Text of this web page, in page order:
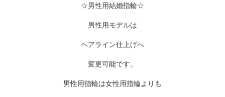
☆男性用結婚指輪☆
男性用モデルは
ヘアライン仕上げへ
変更可能です。
男性用指輪は女性用指輪よりも